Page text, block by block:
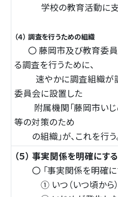
学校の教育活動に支障
（４） 調査を行うための組織
〇 藤岡市及び教育委員
る調査を行うために、
速やかに調査組織が調
委員会に設置した
附属機関「藤岡市いじ
等の対策のため
の組織」が、これを行う
（５） 事実関係を明確に
〇 「事実関係を明確に
① いつ（いつ頃から）、